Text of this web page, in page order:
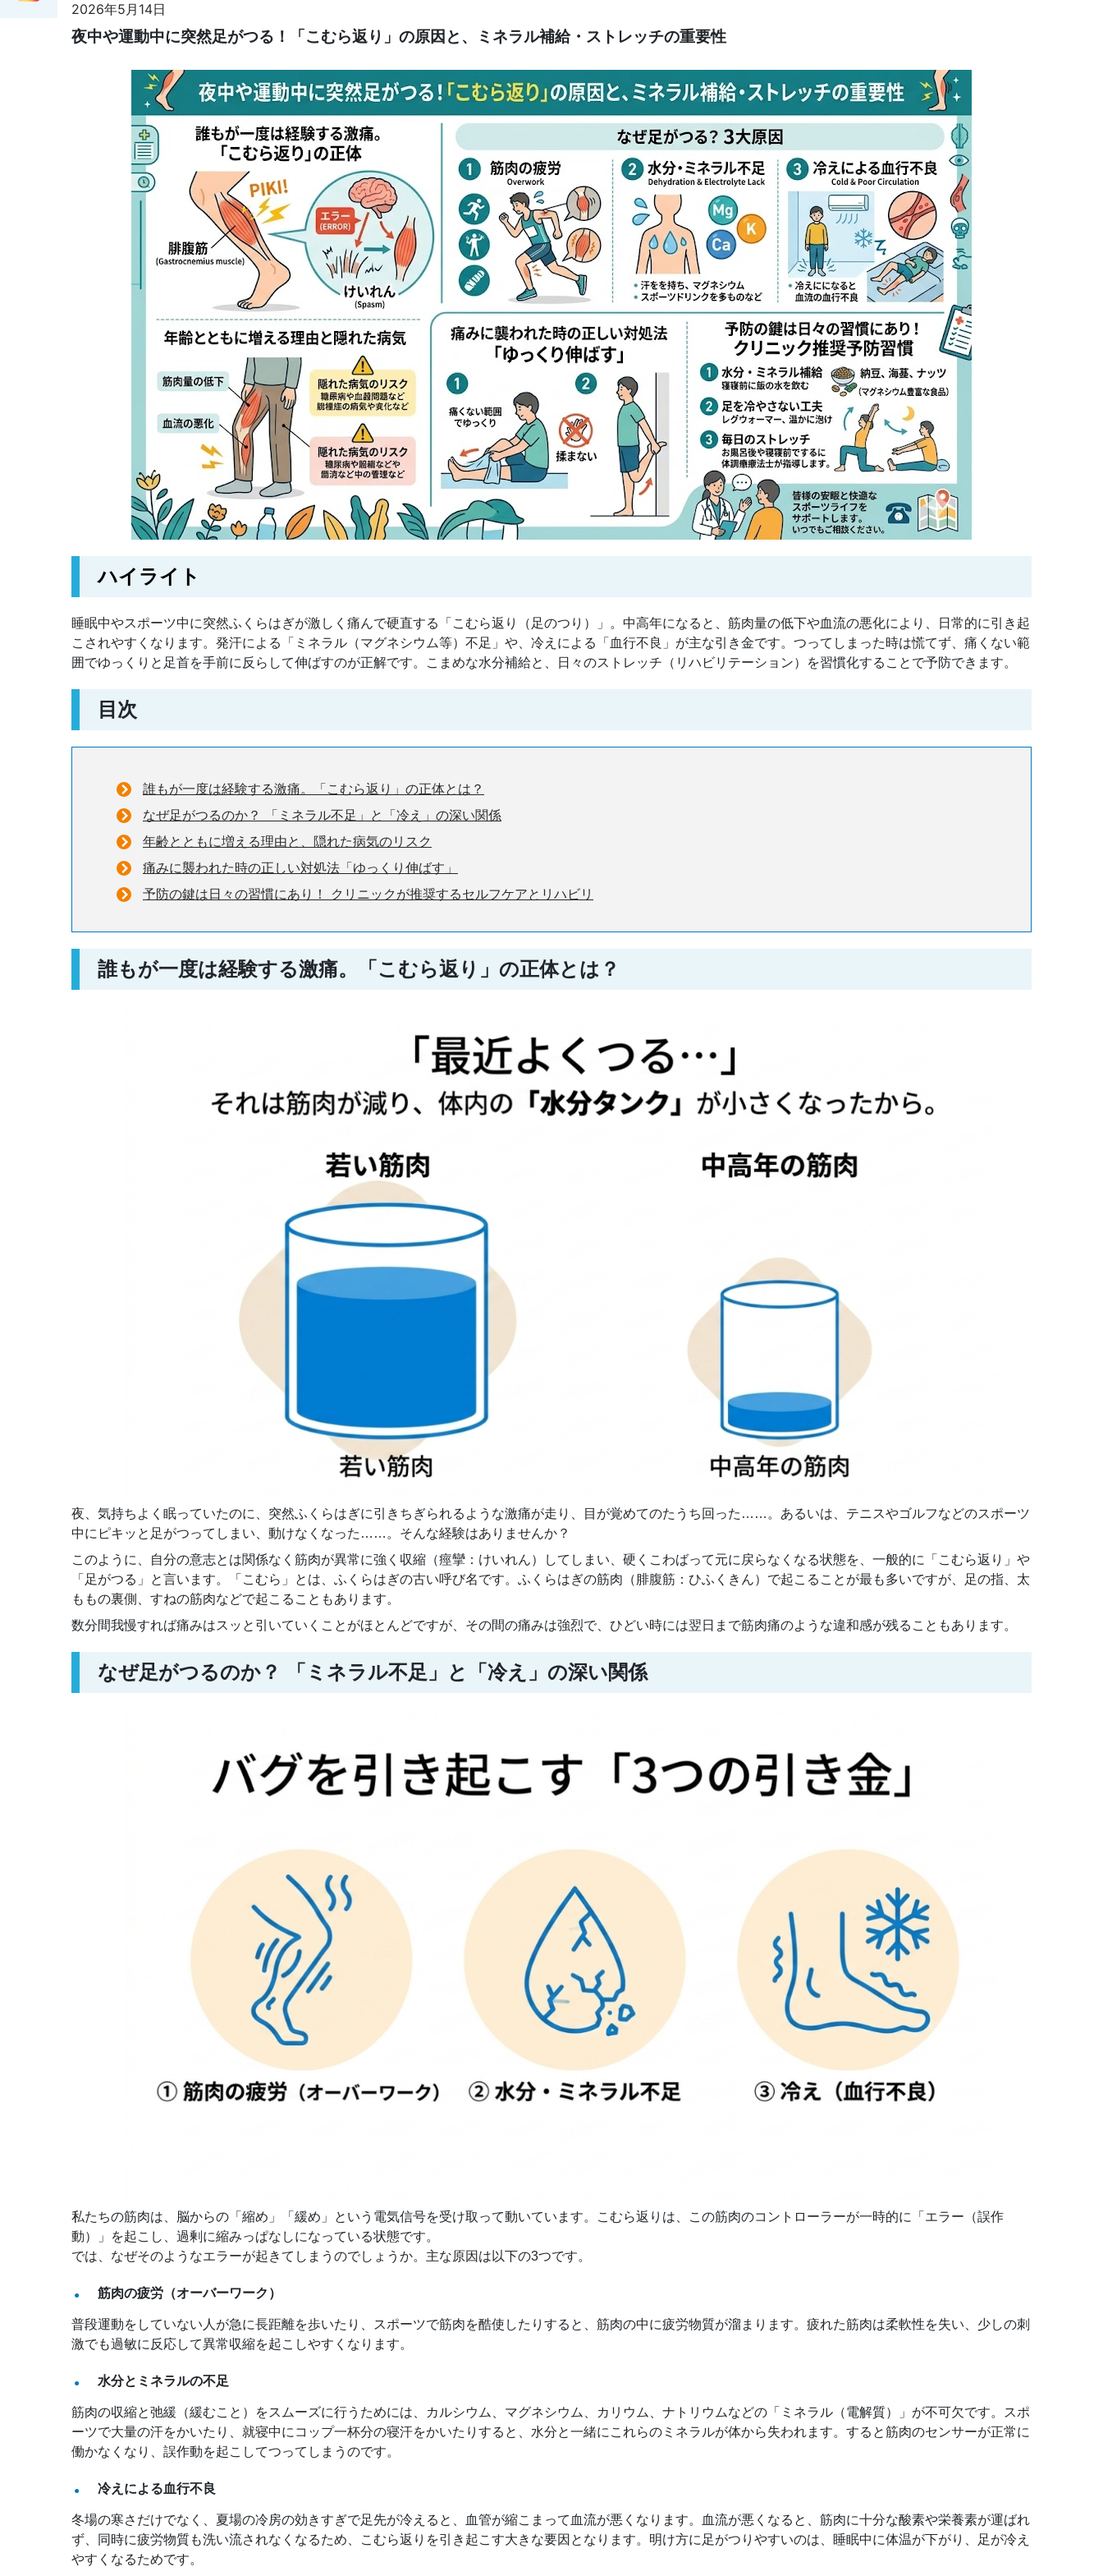
2026年5月14日
夜中や運動中に突然足がつる！「こむら返り」の原因と、ミネラル補給・ストレッチの重要性
ハイライト
睡眠中やスポーツ中に突然ふくらはぎが激しく痛んで硬直する「こむら返り（足のつり）」。中高年になると、筋肉量の低下や血流の悪化により、日常的に引き起
こされやすくなります。発汗による「ミネラル（マグネシウム等）不足」や、冷えによる「血行不良」が主な引き金です。つってしまった時は慌てず、痛くない範
囲でゆっくりと足首を手前に反らして伸ばすのが正解です。こまめな水分補給と、日々のストレッチ（リハビリテーション）を習慣化することで予防できます。
目次
誰もが一度は経験する激痛。「こむら返り」の正体とは？
なぜ足がつるのか？ 「ミネラル不足」と「冷え」の深い関係
年齢とともに増える理由と、隠れた病気のリスク
痛みに襲われた時の正しい対処法「ゆっくり伸ばす」
予防の鍵は日々の習慣にあり！ クリニックが推奨するセルフケアとリハビリ
誰もが一度は経験する激痛。「こむら返り」の正体とは？
夜、気持ちよく眠っていたのに、突然ふくらはぎに引きちぎられるような激痛が走り、目が覚めてのたうち回った……。あるいは、テニスやゴルフなどのスポーツ
中にピキッと足がつってしまい、動けなくなった……。そんな経験はありませんか？
このように、自分の意志とは関係なく筋肉が異常に強く収縮（痙攣：けいれん）してしまい、硬くこわばって元に戻らなくなる状態を、一般的に「こむら返り」や
「足がつる」と言います。「こむら」とは、ふくらはぎの古い呼び名です。ふくらはぎの筋肉（腓腹筋：ひふくきん）で起こることが最も多いですが、足の指、太
ももの裏側、すねの筋肉などで起こることもあります。
数分間我慢すれば痛みはスッと引いていくことがほとんどですが、その間の痛みは強烈で、ひどい時には翌日まで筋肉痛のような違和感が残ることもあります。
なぜ足がつるのか？ 「ミネラル不足」と「冷え」の深い関係
私たちの筋肉は、脳からの「縮め」「緩め」という電気信号を受け取って動いています。こむら返りは、この筋肉のコントローラーが一時的に「エラー（誤作
動）」を起こし、過剰に縮みっぱなしになっている状態です。
では、なぜそのようなエラーが起きてしまうのでしょうか。主な原因は以下の3つです。
筋肉の疲労（オーバーワーク）
普段運動をしていない人が急に長距離を歩いたり、スポーツで筋肉を酷使したりすると、筋肉の中に疲労物質が溜まります。疲れた筋肉は柔軟性を失い、少しの刺
激でも過敏に反応して異常収縮を起こしやすくなります。
水分とミネラルの不足
筋肉の収縮と弛緩（緩むこと）をスムーズに行うためには、カルシウム、マグネシウム、カリウム、ナトリウムなどの「ミネラル（電解質）」が不可欠です。スポ
ーツで大量の汗をかいたり、就寝中にコップ一杯分の寝汗をかいたりすると、水分と一緒にこれらのミネラルが体から失われます。すると筋肉のセンサーが正常に
働かなくなり、誤作動を起こしてつってしまうのです。
冷えによる血行不良
冬場の寒さだけでなく、夏場の冷房の効きすぎで足先が冷えると、血管が縮こまって血流が悪くなります。血流が悪くなると、筋肉に十分な酸素や栄養素が運ばれ
ず、同時に疲労物質も洗い流されなくなるため、こむら返りを引き起こす大きな要因となります。明け方に足がつりやすいのは、睡眠中に体温が下がり、足が冷え
やすくなるためです。